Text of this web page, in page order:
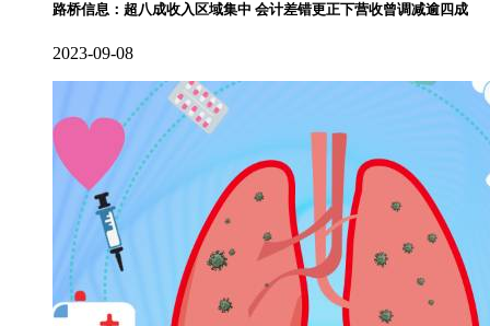
路桥信息：超八成收入区域集中 会计差错更正下营收曾调减逾四成
2023-09-08